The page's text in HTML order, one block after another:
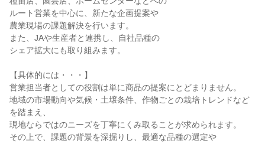
ルート営業を中心に、新たな企画提案や
農業現場の課題解決を行います。
また、JAや生産者と連携し、自社品種の
シェア拡大にも取り組みます。
【具体的には・・・】
営業担当者としての役割は単に商品の提案にとどまりません。
地域の市場動向や気候・土壌条件、作物ごとの栽培トレンドなど
を踏まえ、
現地ならではのニーズを丁寧にくみ取ることが求められます。
その上で、課題の背景を深掘りし、最適な品種の選定や